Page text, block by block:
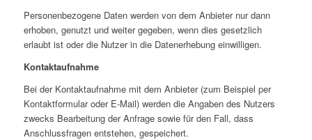
Personenbezogene Daten werden von dem Anbieter nur dann
erhoben, genutzt und weiter gegeben, wenn dies gesetzlich
erlaubt ist oder die Nutzer in die Datenerhebung einwilligen.
Kontaktaufnahme
Bei der Kontaktaufnahme mit dem Anbieter (zum Beispiel per
Kontaktformular oder E-Mail) werden die Angaben des Nutzers
zwecks Bearbeitung der Anfrage sowie für den Fall, dass
Anschlussfragen entstehen, gespeichert.